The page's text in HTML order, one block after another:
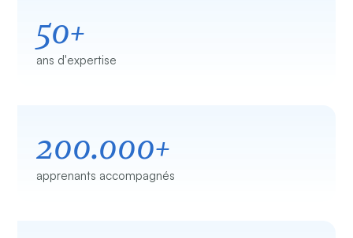
50+
ans d'expertise
200.000+
apprenants accompagnés